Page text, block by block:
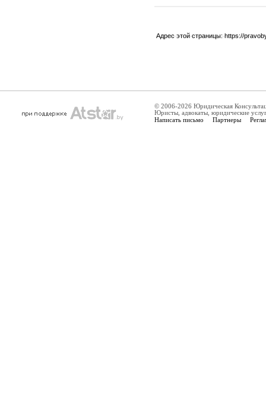
Адрес этой страницы: https://
© 2006-2026 Юридическая
Юристы, адвокаты, юридические
Написать письмо Партнеры